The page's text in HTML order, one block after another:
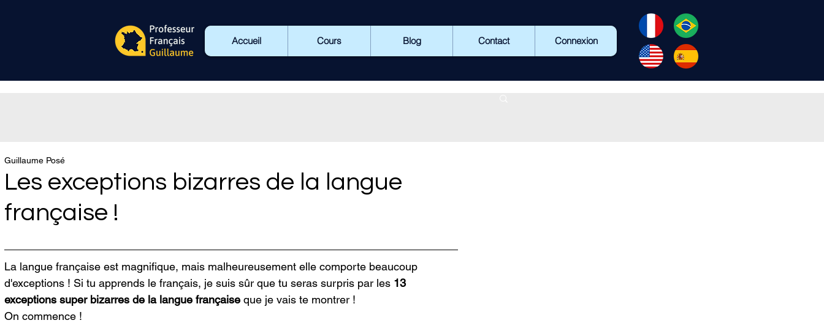
Accueil Cours Blog Contact Connexion
Les exceptions bizarres de la langue
française !
Guillaume Posé
La langue française est magnifique, mais malheureusement elle comporte beaucoup
d'exceptions ! Si tu apprends le français, je suis sûr que tu seras surpris par les 13
exceptions super bizarres de la langue française que je vais te montrer !
On commence !